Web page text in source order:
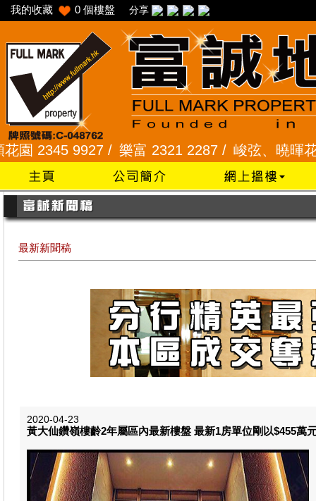
我的收藏 0 個樓盤 分享
9927 /樂富 2321 2287 /峻弦、曉暉花園 2345
最新新聞稿
2020-04-23
黃大仙鑽嶺樓齡2年屬區內最新樓盤 最新1房單位剛以$455萬